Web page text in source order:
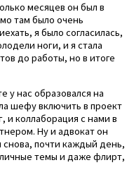
месяцев он был в
там было очень
я было согласилась,
ноги, и я стала
до работы, но в итоге
у нас образовался на
шефу включить в проект
и коллаборация с нами в
Ну и адвокат он
почти каждый день,
личные темы и даже флирт,